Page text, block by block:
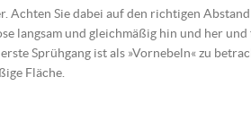
Sie dabei auf den richtigen
langsam und gleichmäßig hin und her
Sprühgang ist als »Vornebeln« zu
Fläche.